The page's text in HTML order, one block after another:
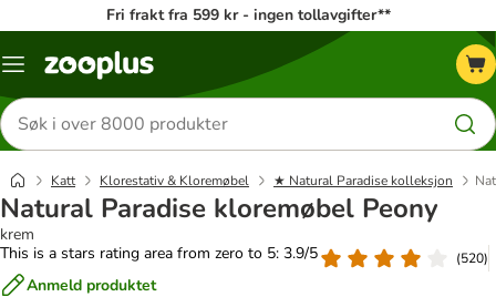
Fri frakt fra 599 kr - ingen tollavgifter**
Katalogmeny
Søk
etter
produkter
Katt Klorestativ & Kloremøbel ★ Natural Paradise kolleksjon
Natural Paradise kloremøbel Peony
krem
This is a stars rating area from zero to 5: 3.9/5
(520)
Anmeld produktet